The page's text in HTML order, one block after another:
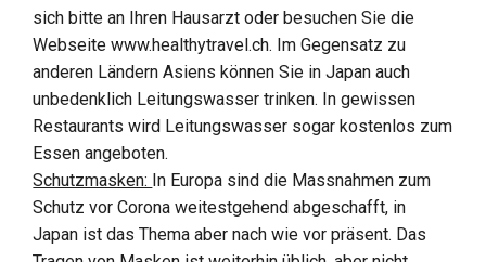
sich bitte an Ihren Hausarzt oder besuchen Sie die
Webseite www.healthytravel.ch. Im Gegensatz zu
anderen Ländern Asiens können Sie in Japan auch
unbedenklich Leitungswasser trinken. In gewissen
Restaurants wird Leitungswasser sogar kostenlos zum
Essen angeboten.
Schutzmasken: In Europa sind die Massnahmen zum
Schutz vor Corona weitestgehend abgeschafft, in
Japan ist das Thema aber nach wie vor präsent. Das